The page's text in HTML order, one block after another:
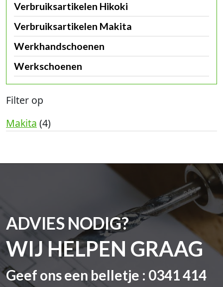
Verbruiksartikelen Hikoki
Verbruiksartikelen Makita
Werkhandschoenen
Werkschoenen
Filter op
Makita (4)
ADVIES NODIG?
WIJ HELPEN GRAAG
Geef ons een belletje : 0341 414